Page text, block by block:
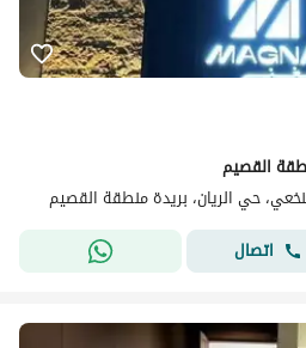
القصيم
حي الريان، بريدة منطقة القصيم
اتصال